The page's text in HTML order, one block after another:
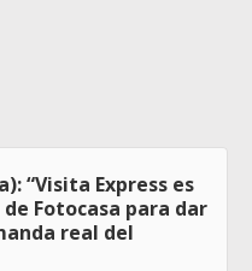
“Visita Express es
Fotocasa para dar
real del